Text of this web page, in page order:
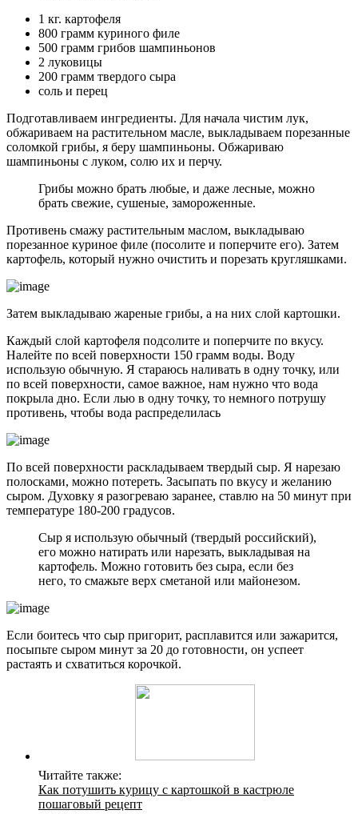
1 кг. картофеля
800 грамм куриного филе
500 грамм грибов шампиньонов
2 луковицы
200 грамм твердого сыра
соль и перец
Подготавливаем ингредиенты. Для начала чистим лук,
обжариваем на растительном масле, выкладываем порезанные
соломкой грибы, я беру шампиньоны. Обжариваю
шампиньоны с луком, солю их и перчу.
Грибы можно брать любые, и даже лесные, можно
брать свежие, сушеные, замороженные.
Противень смажу растительным маслом, выкладываю
порезанное куриное филе (посолите и поперчите его). Затем
картофель, который нужно очистить и порезать кругляшками.
Затем выкладываю жареные грибы, а на них слой картошки.
Каждый слой картофеля подсолите и поперчите по вкусу.
Налейте по всей поверхности 150 грамм воды. Воду
использую обычную. Я стараюсь наливать в одну точку, или
по всей поверхности, самое важное, нам нужно что вода
покрыла дно. Если лью в одну точку, то немного потрушу
противень, чтобы вода распределилась
По всей поверхности раскладываем твердый сыр. Я нарезаю
полосками, можно потереть. Засыпать по вкусу и желанию
сыром. Духовку я разогреваю заранее, ставлю на 50 минут при
температуре 180-200 градусов.
Сыр я использую обычный (твердый российский),
его можно натирать или нарезать, выкладывая на
картофель. Можно готовить без сыра, если без
него, то смажьте верх сметаной или майонезом.
Если боитесь что сыр пригорит, расплавится или зажарится,
посыпьте сыром минут за 20 до готовности, он успеет
растаять и схватиться корочкой.
Читайте также:
Как потушить курицу с картошкой в кастрюле
пошаговый рецепт